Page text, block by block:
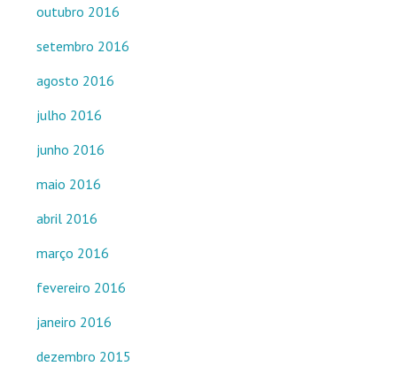
outubro 2016
setembro 2016
agosto 2016
julho 2016
junho 2016
maio 2016
abril 2016
março 2016
fevereiro 2016
janeiro 2016
dezembro 2015